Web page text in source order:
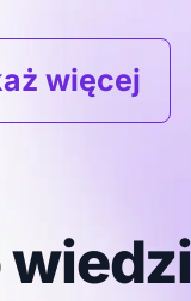
więcej